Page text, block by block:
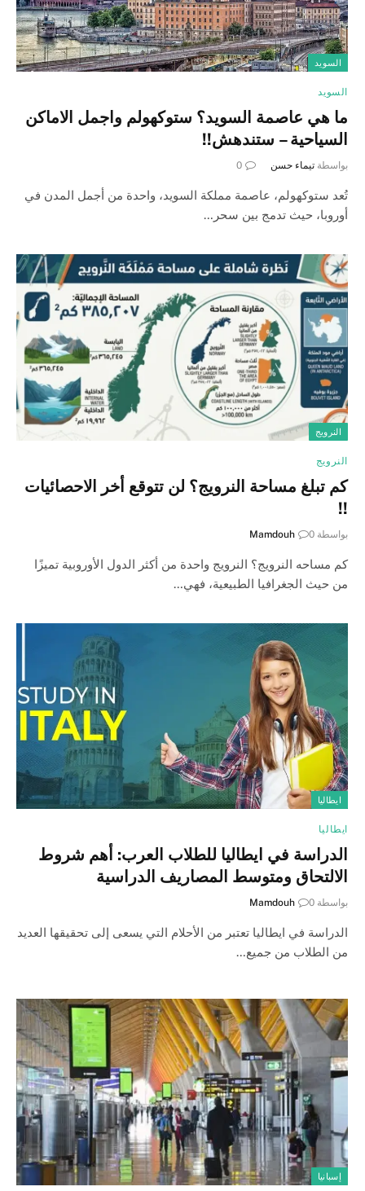
السويد
السويد
ما هي عاصمة السويد؟ ستوكهولم واجمل الاماكن
السياحية – ستندهش!!
بواسطة تيماء حسن 0
تُعد ستوكهولم، عاصمة مملكة السويد، واحدة من أجمل المدن في
أوروبا، حيث تدمج بين سحر…
النرويج
النرويج
كم تبلغ مساحة النرويج؟ لن تتوقع أخر الاحصائيات
!!
بواسطة Mamdouh 0
كم مساحه النرويج؟ النرويج واحدة من أكثر الدول الأوروبية تميزًا
من حيث الجغرافيا الطبيعية، فهي…
ايطاليا
ايطاليا
الدراسة في ايطاليا للطلاب العرب: أهم شروط
الالتحاق ومتوسط المصاريف الدراسية
بواسطة Mamdouh 0
الدراسة في ايطاليا تعتبر من الأحلام التي يسعى إلى تحقيقها العديد
من الطلاب من جميع…
إسبانيا